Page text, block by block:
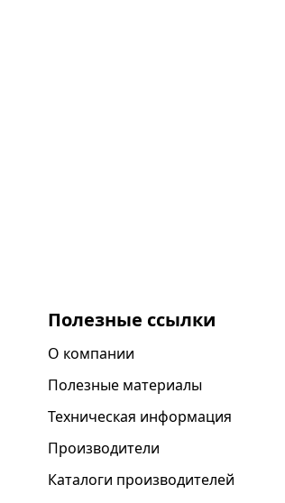
Полезные ссылки
О компании
Полезные материалы
Техническая информация
Производители
Каталоги производителей